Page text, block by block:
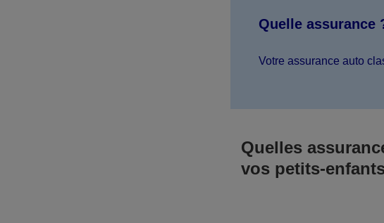
Quelle assurance
Votre assurance auto
Quelles
vos petits-